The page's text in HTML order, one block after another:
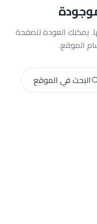
يمكنك العودة للصفحة
الموقع.
البحث في الموقع